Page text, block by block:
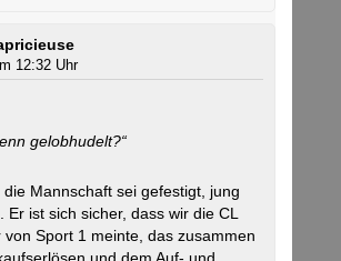
12:32 Uhr
gelobhudelt?“
die Mannschaft sei gefestigt, jung
Er ist sich sicher, dass wir die CL
von Sport 1 meinte, das zusammen